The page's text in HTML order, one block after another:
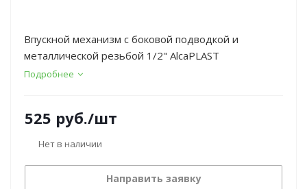
Впускной механизм с боковой подводкой и
металлической резьбой 1/2" AlcaPLAST
Подробнее
525 руб./шт
Нет в наличии
Направить заявку